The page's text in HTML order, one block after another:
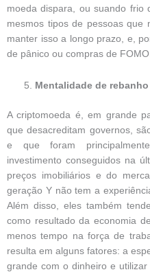
moeda dispara, ou suando frio
mesmos tipos de pessoas que
manter isso a longo prazo, e,
de pânico ou compras de
Mentalidade de rebanho
A criptomoeda é, em grande
que desacreditam governos,
e que foram
investimento conseguidos na
preços imobiliários e do
geração Y não tem a
Além disso, eles também
como resultado da economia
menos tempo na força de
resulta em alguns fatores: a
grande com o dinheiro e